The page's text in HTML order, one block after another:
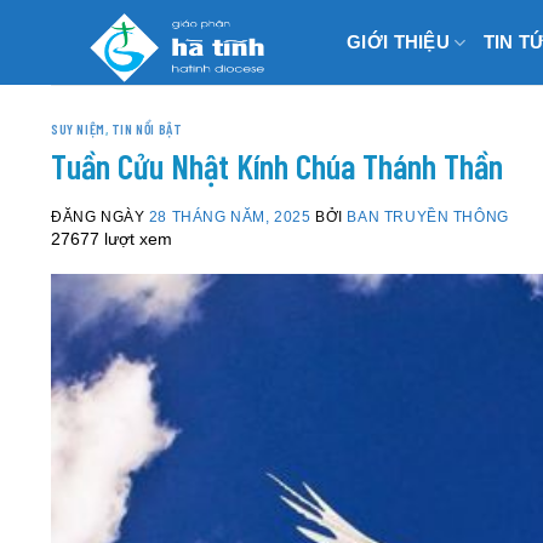
GIỚI THIỆU TIN
SUY NIỆM, TIN NỔI BẬT
Tuần Cửu Nhật Kính Chúa Thánh Thần
ĐĂNG NGÀY 28 THÁNG NĂM, 2025 BỞI BAN TRUYỀN THÔNG
27677 lượt xem